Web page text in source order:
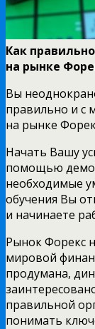
Как
на рынке
Вы
правильно и с
на рынке
Начать Вашу
помощью демо-
необходимые
обучения Вы
и начинаете
Рынок Форекс
мировой
продумана,
правильной
понимать